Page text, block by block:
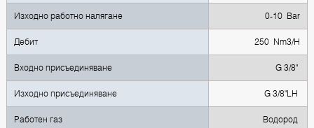
Изходно работно налягане 0-10 Bar
Дебит 250 Nm3/H
Входно присъединяване G 3/8"
Изходно присъединяване G 3/8"LH
Работен газ Водород